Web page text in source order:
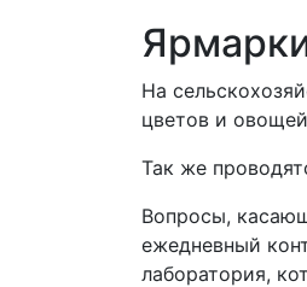
На
цветов и
Так же
Вопросы,
ежедневный
лаборатория,